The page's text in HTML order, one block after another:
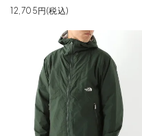
12,705円(税込)